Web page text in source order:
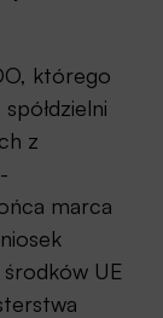
którego
z
marca
UE